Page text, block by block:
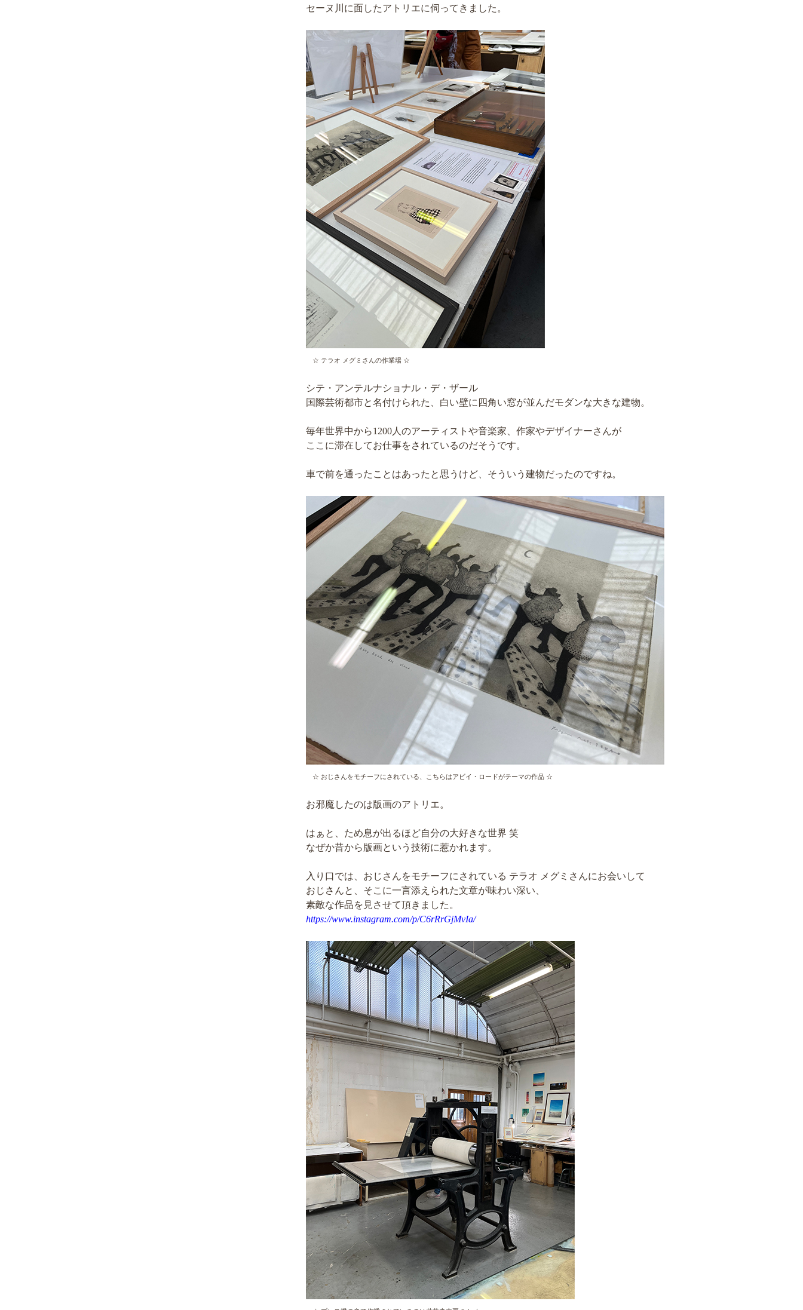
セーヌ川に面したアトリエに伺ってきました。
☆ テラオ メグミさんの作業場 ☆
シテ・アンテルナショナル・デ・ザール
国際芸術都市と名付けられた、白い壁に四角い窓が並んだモダンな大きな建物。
毎年世界中から1200人のアーティストや音楽家、作家やデザイナーさんが
ここに滞在してお仕事をされているのだそうです。
車で前を通ったことはあったと思うけど、そういう建物だったのですね。
☆ おじさんをモチーフにされている、こちらはアビイ・ロードがテーマの作品 ☆
お邪魔したのは版画のアトリエ。
はぁと、ため息が出るほど自分の大好きな世界 笑
なぜか昔から版画という技術に惹かれます。
入り口では、おじさんをモチーフにされている テラオ メグミさんにお会いして
おじさんと、そこに一言添えられた文章が味わい深い、
素敵な作品を見させて頂きました。
https://www.instagram.com/p/C6rRrGjMvIa/